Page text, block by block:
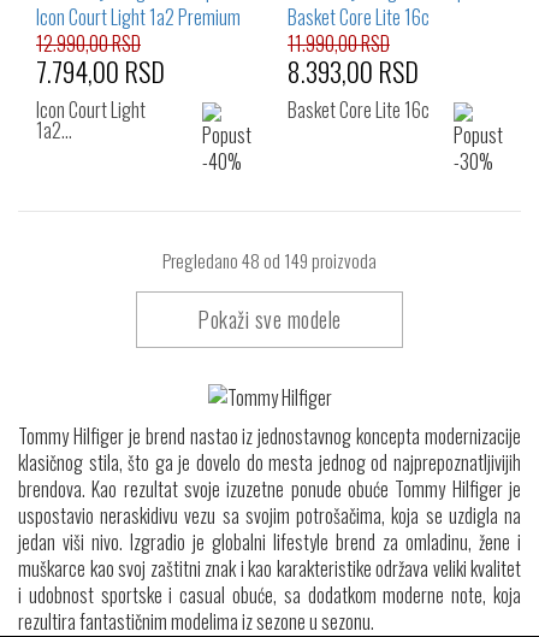
12.990,00 RSD
7.794,00 RSD
Icon Court Light
1a2…
11.990,00 RSD
8.393,00 RSD
Basket Core Lite 16c
Pregledano48 od 149 proizvoda
Pokaži sve modele
Tommy Hilfiger je brend nastao iz jednostavnog koncepta modernizacije
klasičnog stila, što ga je dovelo do mesta jednog od najprepoznatljivijih
brendova. Kao rezultat svoje izuzetne ponude obuće Tommy Hilfiger je
uspostavio neraskidivu vezu sa svojim potrošačima, koja se uzdigla na
jedan viši nivo. Izgradio je globalni lifestyle brend za omladinu, žene i
muškarce kao svoj zaštitni znak i kao karakteristike održava veliki kvalitet
i udobnost sportske i casual obuće, sa dodatkom moderne note, koja
rezultira fantastičnim modelima iz sezone u sezonu.